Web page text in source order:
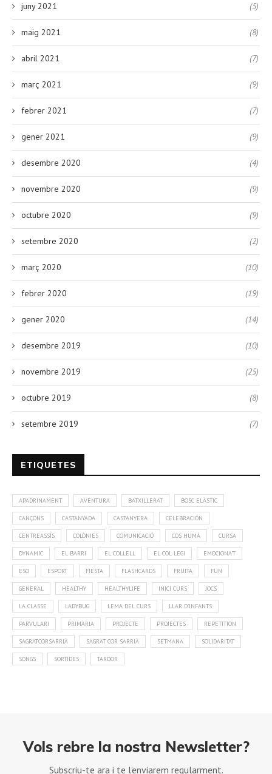
juny 2021 (5)
maig 2021 (8)
abril 2021 (7)
març 2021 (9)
febrer 2021 (7)
gener 2021 (9)
desembre 2020 (4)
novembre 2020 (9)
octubre 2020 (9)
setembre 2020 (2)
març 2020 (10)
febrer 2020 (19)
gener 2020 (14)
desembre 2019 (10)
novembre 2019 (25)
octubre 2019 (8)
setembre 2019 (7)
ETIQUETES
APADRINAMENT AVENTURA BATXILLERAT BOSC ELÀSTIC
CANÇONS CASTANYADA CASTANYERA CELEBRACIÓN
CENTREASSÍS COLÒNIES COMUNICACIÓ COS HUMÀ CURSA
DYNAMIC EL BARRI EL COLLELL EL COL·LEGI EMOCIONA'T
ESO ESPORT FIESTA FLASHCARDS FRUITA FUN
GENERAL HEALTHY HEALTHYLIFE INICI CURS JOCS
LA CLASSE LADYBUG LEMA DEL CURS LLAR D'INFANTS
PARVULARI PRIMÀRIA PROJECTE PROJECTES REPETITION
SAGRATCORSARRIÀ SAGRAT COR SARRIÀ SETMANA SOLIDARITAT
SONGS SORTIDES TARDOR
Vols rebre la nostra Newsletter?
Subscriu-te ara i te l’enviarem regularment.